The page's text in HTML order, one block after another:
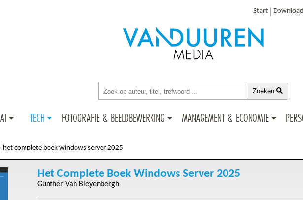
Start
Zoeken
AI TECH FOTOGRAFIE & BEELDBEWERKING MANAGEMENT & ECONOMIE
het complete boek windows server 2025
Het Complete Boek Windows Server 2025
Gunther Van Bleyenbergh